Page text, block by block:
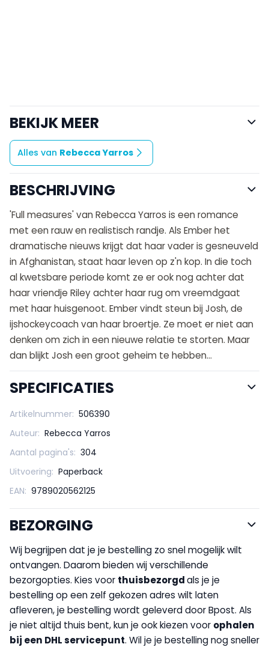
BEKIJK MEER
Alles van Rebecca Yarros
BESCHRIJVING
'Full measures' van Rebecca Yarros is een romance
met een rauw en realistisch randje. Als Ember het
dramatische nieuws krijgt dat haar vader is gesneuveld
in Afghanistan, staat haar leven op z'n kop. In die toch
al kwetsbare periode komt ze er ook nog achter dat
haar vriendje Riley achter haar rug om vreemdgaat
met haar huisgenoot. Ember vindt steun bij Josh, de
ijshockeycoach van haar broertje. Ze moet er niet aan
denken om zich in een nieuwe relatie te storten. Maar
dan blijkt Josh een groot geheim te hebben...
SPECIFICATIES
Artikelnummer: 506390
Auteur: Rebecca Yarros
Aantal pagina's: 304
Uitvoering: Paperback
EAN: 9789020562125
BEZORGING
Wij begrijpen dat je je bestelling zo snel mogelijk wilt
ontvangen. Daarom bieden wij verschillende
bezorgopties. Kies voor thuisbezorgdals je je
bestelling op een zelf gekozen adres wilt laten
afleveren, je bestelling wordt geleverd door Bpost. Als
je niet altijd thuis bent, kun je ook kiezen voor ophalen
bij een DHL servicepunt. Wil je je bestelling nog sneller